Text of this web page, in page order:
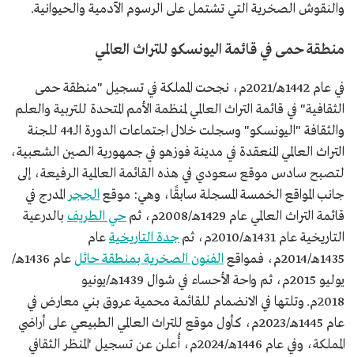
والنقوش الصخرية التي تشتمل على الرسوم الآدمية والحيوانية.
منطقة حمى في قائمة اليونسكو للتراث العالمي
في عام 1442هـ/2021م، نجحت المملكة في تسجيل "منطقة حمى
الثقافية" في قائمة التراث العالمي لمنظمة الأمم المتحدة للتربية والعلم
والثقافة "اليونسكو" وسجلت خلال اجتماعات الدورة الـ44 للجنة
التراث العالمي المنعقدة في مدينة فوزهو في جمهورية الصين الشعبية،
لتصبح سادس موقع سعودي في هذه القائمة العالمية الرفيعة، إلى
جانب المواقع الخمسة المسجلة سابقًا، وهي: موقع الحِجر المدرج في
قائمة التراث العالمي عام 1429هـ/2008م، ثم
حي الطريف بالدرعية
التاريخية عام 1431هـ/2010م، ثم
جدة التاريخيةعام
1435هـ/2014م، فمواقع
الفنون الصخرية بمنطقة حائل
عام 1436هـ/
يوليو 2015م، ثم واحة الأحساء في شوال 1439هـ/يونيو
2018م. وتلتها في الانضمام للقائمة محمية عروق بني معارض في
عام 1445هـ/2023م، كأول موقع للتراث العالمي الطبيعي على أراضي
المملكة، وفي عام 1446هـ/2024م، أُعلن عن تسجيل 'المنظر الثقافي